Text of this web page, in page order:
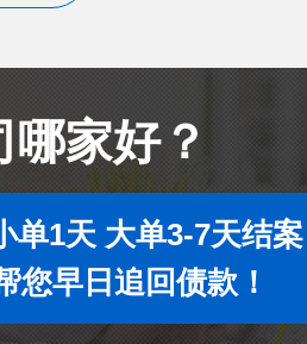
家好？
单1天 大单3-7天结案
您早日追回债款！